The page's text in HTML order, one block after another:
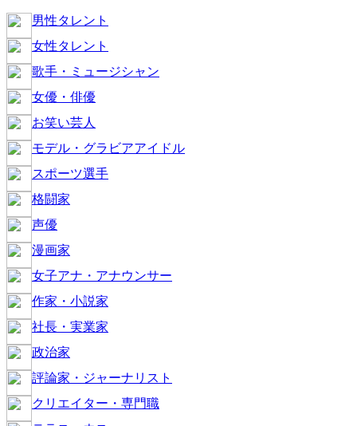
男性タレント
女性タレント
歌手・ミュージシャン
女優・俳優
お笑い芸人
モデル・グラビアアイドル
スポーツ選手
格闘家
声優
漫画家
女子アナ・アナウンサー
作家・小説家
社長・実業家
政治家
評論家・ジャーナリスト
クリエイター・専門職